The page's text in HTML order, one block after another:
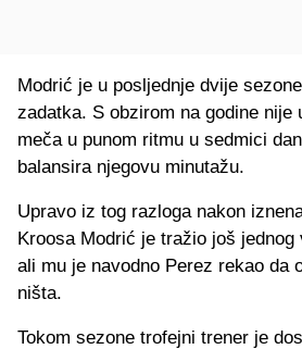
Modrić je u posljednje dvije
zadatka. S obzirom na godine nije
meča u punom ritmu u sedmici
balansira njegovu minutažu.
Upravo iz tog razloga nakon
Kroosa Modrić je tražio još
ali mu je navodno Perez rekao da
ništa.
Tokom sezone trofejni trener je